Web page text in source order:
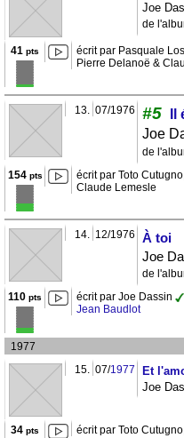
Joe
de
41 pts
écrit par Pasquale
Pierre Delanoë &
13. 07/1976 #5
Joe
de
154pts
écrit par Toto
Claude Lemesle
14. 12/1976
À toi
Joe
de
110 pts écrit par Joe Dassin
Jean Baudlot
1977
15. 07/1977
Et
Joe
34 pts écrit par Toto